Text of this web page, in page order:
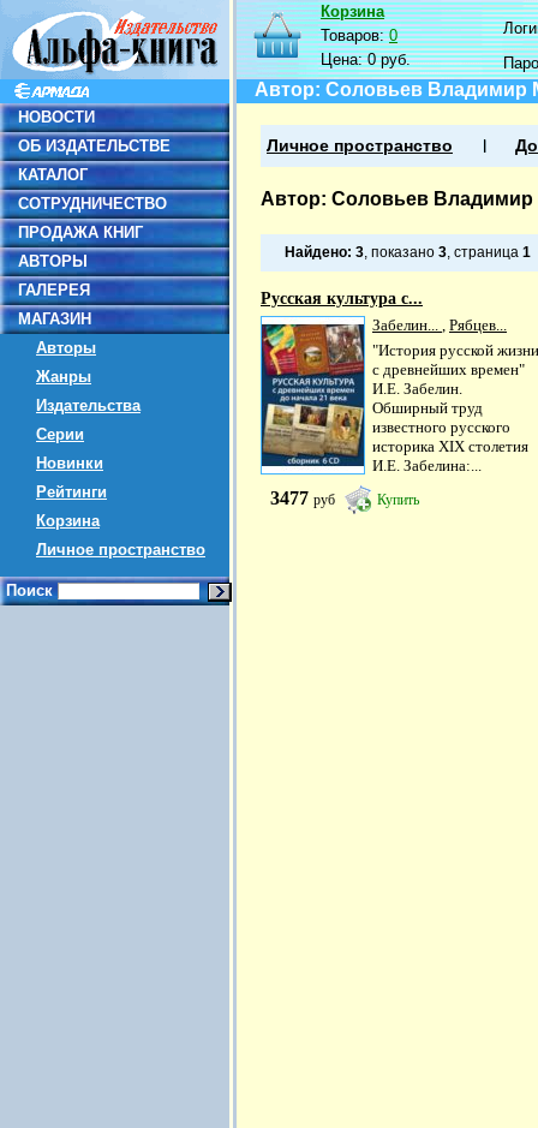
НОВОСТИ
ОБ ИЗДАТЕЛЬСТВЕ
КАТАЛОГ
СОТРУДНИЧЕСТВО
ПРОДАЖА КНИГ
АВТОРЫ
ГАЛЕРЕЯ
МАГАЗИН
Авторы
Жанры
Издательства
Серии
Новинки
Рейтинги
Корзина
Личное пространство
Поиск
Корзина
Товаров:0
Цена:0 руб.
Автор: Соловьев Владимир
Личное пространство
Автор: Соловьев Владимир
Найдено: 3, показано 3, страница 1
Русская культура с...
Забелин... , Рябцев...
"История русской жизни
с древнейших времен"
И.Е. Забелин.
Обширный труд
известного русского
историка XIX столетия
И.Е. Забелина:...
3477 руб Купить